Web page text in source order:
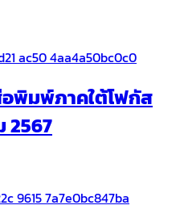
พิมพ์ภาคใต้โฟกัส
2567